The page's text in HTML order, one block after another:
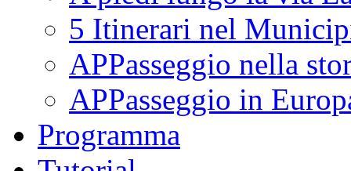
5 Itinerari nel
APPasseggio nella
APPasseggio in
Programma